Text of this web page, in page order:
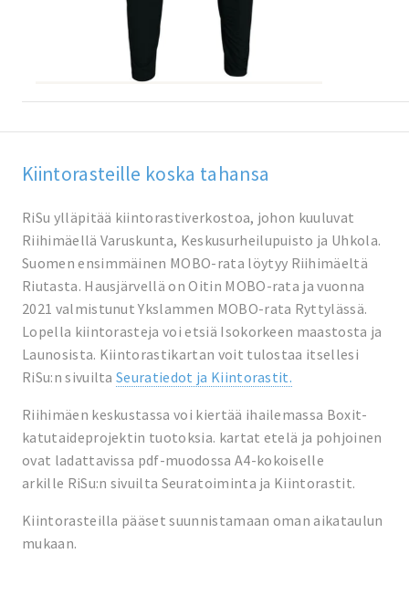
Kiintorasteille koska tahansa
RiSu ylläpitää kiintorastiverkostoa, johon kuuluvat
Riihimäellä Varuskunta, Keskusurheilupuisto ja Uhkola.
Suomen ensimmäinen MOBO-rata löytyy Riihimäeltä
Riutasta. Hausjärvellä on Oitin MOBO-rata ja vuonna
2021 valmistunut Ykslammen MOBO-rata Ryttylässä.
Lopella kiintorasteja voi etsiä Isokorkeen maastosta ja
Launosista. Kiintorastikartan voit tulostaa itsellesi
RiSu:n sivuiltaSeuratiedot ja Kiintorastit.
Riihimäen keskustassa voi kiertää ihailemassa Boxit-
katutaideprojektin tuotoksia. kartat etelä ja pohjoinen
ovat ladattavissa pdf-muodossa A4-kokoiselle
arkille RiSu:n sivuilta Seuratoiminta ja Kiintorastit.
Kiintorasteilla pääset suunnistamaan oman aikataulun
mukaan.